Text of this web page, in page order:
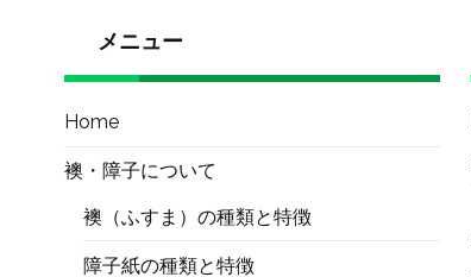
メニュー
Home
襖・障子について
襖（ふすま）の種類と特徴
障子紙の種類と特徴